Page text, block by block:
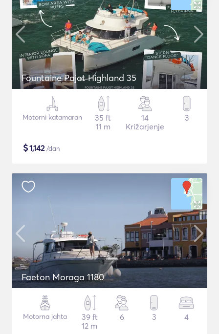
Fountaine Pajot Highland 35
Motorni katamaran
35 ft
11 m
14
Križarjenje
3
$1,142/dan
Faeton Moraga 1180
Motorna jahta
39 ft
12 m
6 3 4